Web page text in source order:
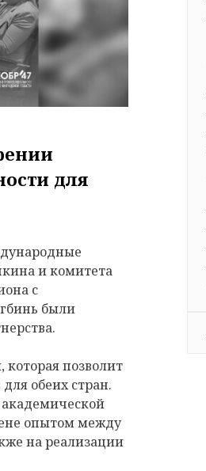
для
и комитета
с
были
позволит
обеих стран.
опытом между
на реализации